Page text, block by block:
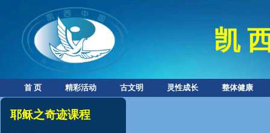
凯
首 页 精彩活动 古文明 灵性成长 整体健康
耶稣之奇迹课程